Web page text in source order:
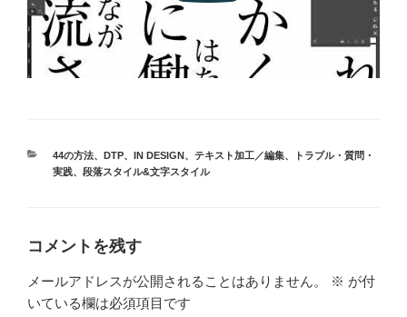
カ
テ
44の方法、 DTP、 IN DESIGN、 テキスト加工／編集、
トラブル・質問・
実践、 段落スタイル&文字スタイル
コメントを残す
メールアドレスが公開されることはありません。 ※ が付
いている欄は必須項目です